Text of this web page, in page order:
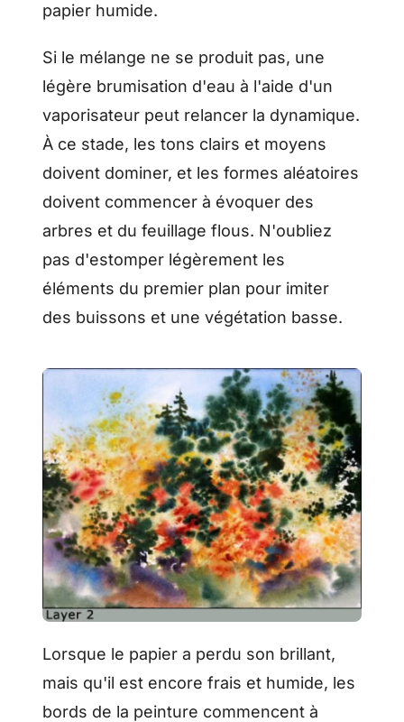
papier humide.
Si le mélange ne se produit pas, une
légère brumisation d'eau à l'aide d'un
vaporisateur peut relancer la dynamique.
À ce stade, les tons clairs et moyens
doivent dominer, et les formes aléatoires
doivent commencer à évoquer des
arbres et du feuillage flous. N'oubliez
pas d'estomper légèrement les
éléments du premier plan pour imiter
des buissons et une végétation basse.
Lorsque le papier a perdu son brillant,
mais qu'il est encore frais et humide, les
bords de la peinture commencent à